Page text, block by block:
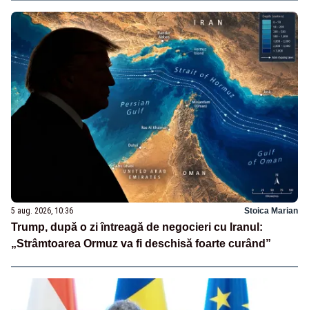
5 aug. 2026, 10:36 Stoica Marian
Trump, după o zi întreagă de negocieri cu Iranul:
„Strâmtoarea Ormuz va fi deschisă foarte curând”